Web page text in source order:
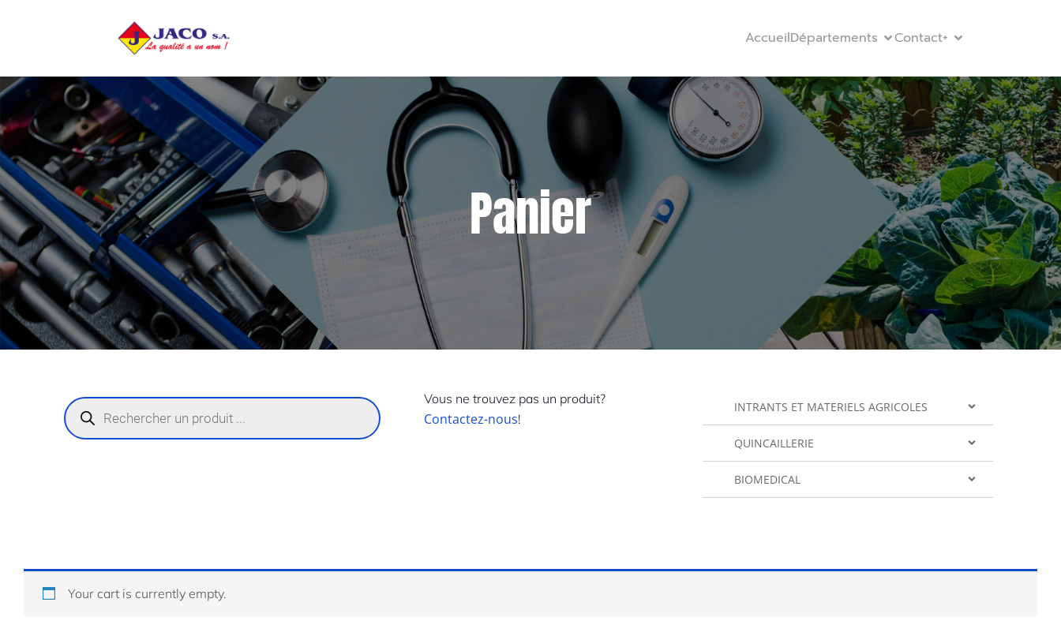
AccueilDépartements Contact+
Panier
Recherche
de
produits
Vous ne trouvez pas un produit?
Contactez-nous!
INTRANTS ET MATERIELS AGRICOLES
QUINCAILLERIE
BIOMEDICAL
Your cart is currently empty.